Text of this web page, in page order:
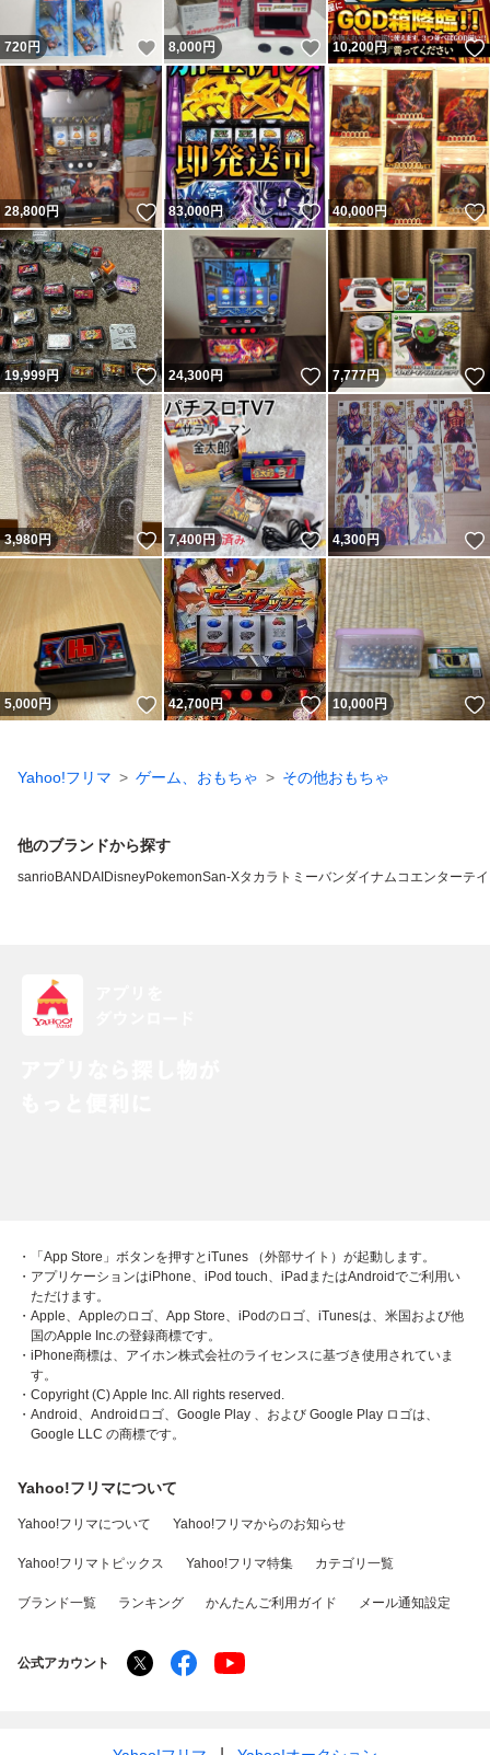
720円 いいね！
8,000円 いいね！
10,200円
28,800円 いいね！
83,000円 いいね！
40,000円
19,999円 いいね！
24,300円 いいね！
7,777円
3,980円 いいね！
7,400円 いいね！
4,300円
5,000円 いいね！
42,700円 いいね！
10,000円
Yahoo!フリマ ゲーム、おもちゃ その他おもちゃ
他のブランドから探す
sanrioBANDAI DisneyPokemonSan-Xタカラトミーバンダイナムコエンターテ
・「App Store」ボタンを押すとiTunes （外部サイト）が起動します。
・アプリケーションはiPhone、iPod touch、iPadまたはAndroidでご利用い
ただけます。
・Apple、Appleのロゴ、App Store、iPodのロゴ、iTunesは、米国および他
国のApple Inc.の登録商標です。
・iPhone商標は、アイホン株式会社のライセンスに基づき使用されていま
す。
・Copyright (C) Apple Inc. All rights reserved.
・Android、Androidロゴ、Google Play 、および Google Play ロゴは、
Google LLC の商標です。
Yahoo!フリマについて
Yahoo!フリマについて Yahoo!フリマからのお知らせ
Yahoo!フリマトピックス Yahoo!フリマ特集 カテゴリ一覧
ブランド一覧 ランキング かんたんご利用ガイド メール通知設定
公式アカウント